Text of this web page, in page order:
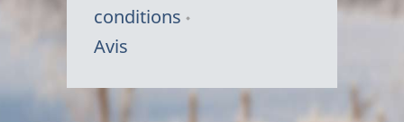
conditions
Avis
Symbole